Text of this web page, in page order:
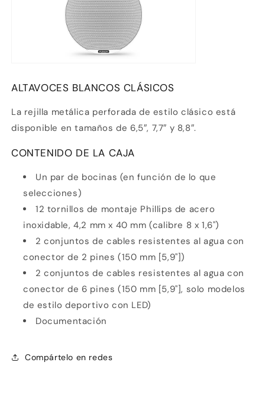
ALTAVOCES BLANCOS CLÁSICOS
La rejilla metálica perforada de estilo clásico está
disponible en tamaños de 6,5″, 7,7″ y 8,8″.
CONTENIDO DE LA CAJA
Un par de bocinas (en función de lo que
selecciones)
12 tornillos de montaje Phillips de acero
inoxidable, 4,2 mm x 40 mm (calibre 8 x 1,6")
2 conjuntos de cables resistentes al agua con
conector de 2 pines (150 mm [5,9"])
2 conjuntos de cables resistentes al agua con
conector de 6 pines (150 mm [5,9"], solo modelos
de estilo deportivo con LED)
Documentación
Compártelo en redes